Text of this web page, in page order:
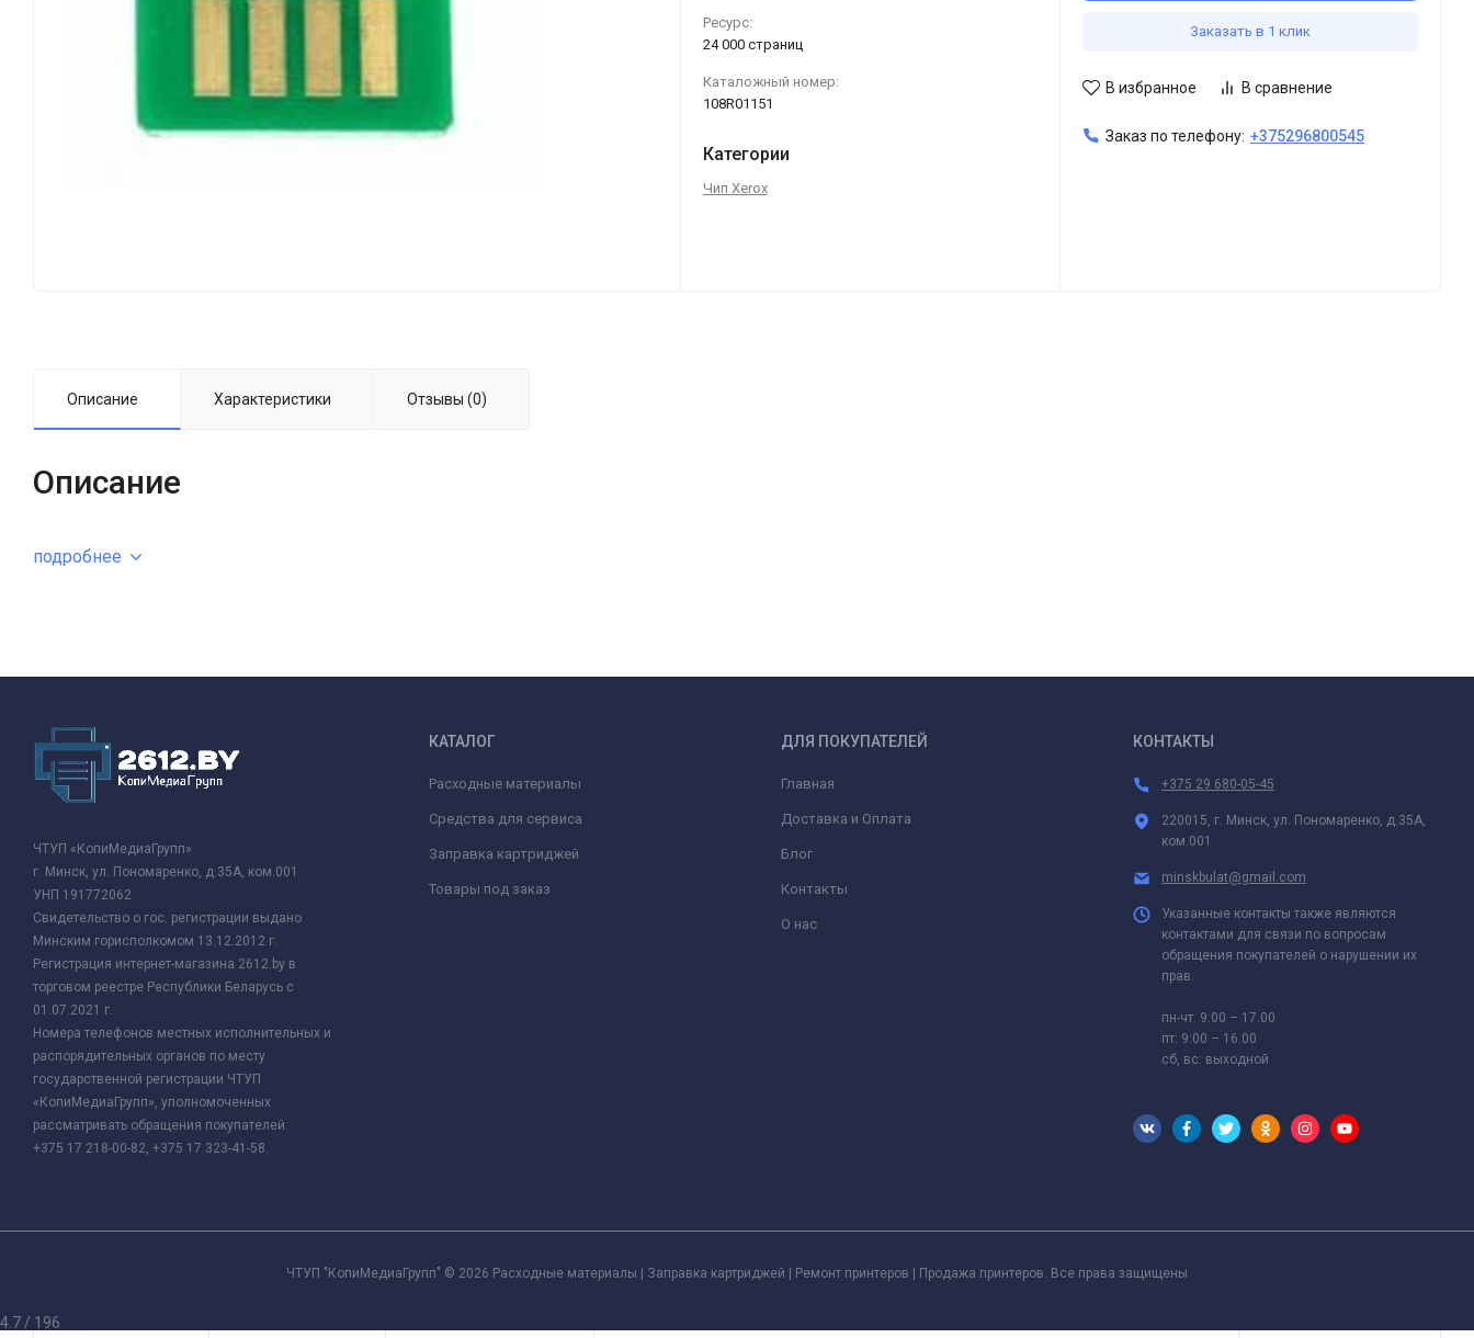
Ресурс:
24 000 страниц
Каталожный номер:
108R01151
Категории
Чип Xerox
Заказать в 1 клик
В избранное В сравнение
Заказ по телефону: +375296800545
Описание Характеристики Отзывы (0)
Описание
подробнее
ЧТУП «КопиМедиаГрупп»
г. Минск, ул. Пономаренко, д.35А, ком.001
УНП 191772062
Свидетельство о гос. регистрации выдано
Минским горисполкомом 13.12.2012 г.
Регистрация интернет-магазина 2612.by в
торговом реестре Республики Беларусь с
01.07.2021 г.
Номера телефонов местных исполнительных и
распорядительных органов по месту
государственной регистрации ЧТУП
«КопиМедиаГрупп», уполномоченных
рассматривать обращения покупателей:
+375 17 218-00-82, +375 17 323-41-58.
КАТАЛОГ
Расходные материалы
Средства для сервиса
Заправка картриджей
Товары под заказ
ДЛЯ ПОКУПАТЕЛЕЙ
Главная
Доставка и Оплата
Блог
Контакты
О нас
КОНТАКТЫ
+375 29 680-05-45
220015, г. Минск, ул. Пономаренко, д.35А,
ком.001
minskbulat@gmail.com
Указанные контакты также являются
контактами для связи по вопросам
обращения покупателей о нарушении их
прав.
пн-чт: 9:00 – 17.00
пт: 9:00 – 16.00
сб, вс: выходной
ЧТУП "КопиМедиаГрупп" © 2026 Расходные материалы | Заправка картриджей | Ремонт принтеров | Продажа принтеров. Все права защищены
4.7 / 196